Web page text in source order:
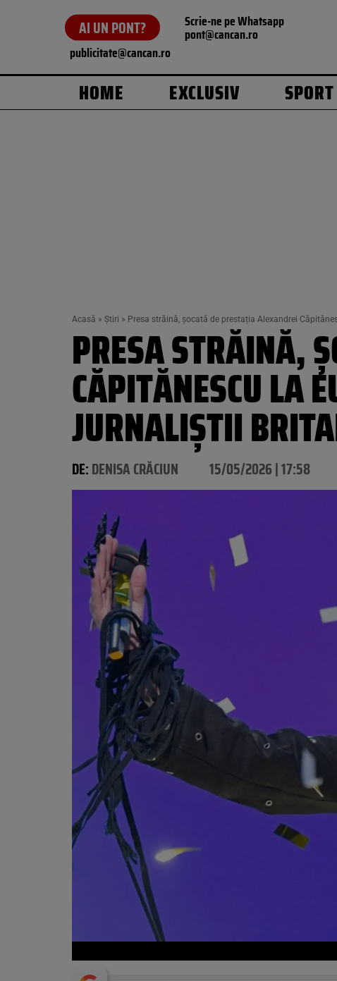
AI UN PONT? Scrie-ne pe Whatsapp
pont@cancan.ro
publicitate@cancan.ro
HOME EXCLUSIV SPORT
Acasă » Știri » Presa străină, șocată de prestația Alexandrei
PRESA STRĂINĂ,
CĂPITĂNESCU LA
JURNALIȘTII
DE:DENISA CRĂCIUN 15/05/2026 | 17:58